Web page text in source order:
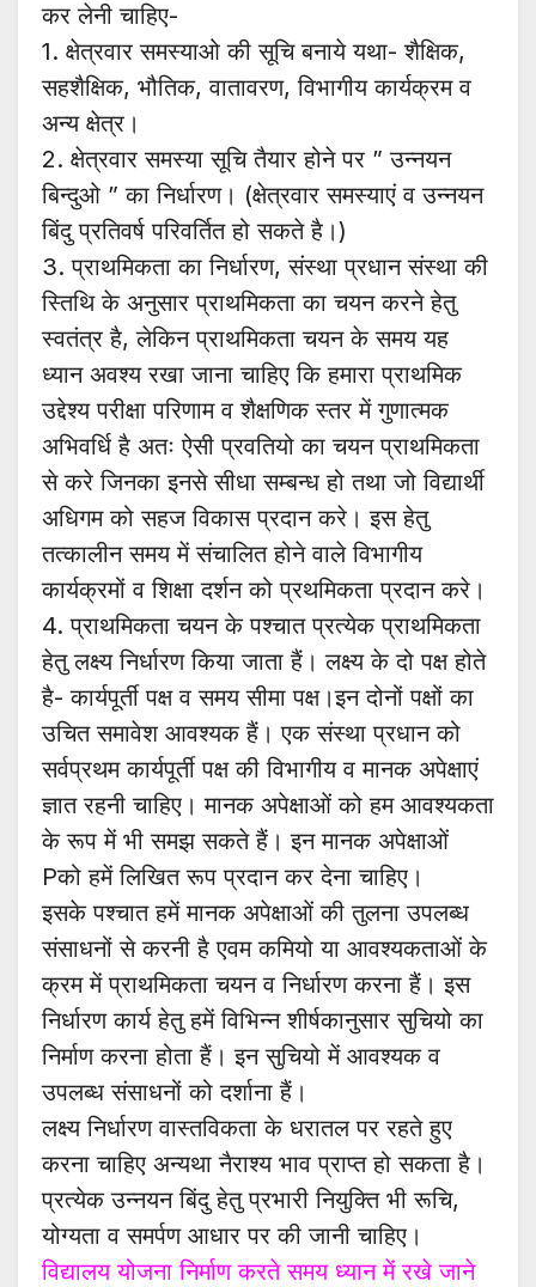
कर लेनी चाहिए-
1. क्षेत्रवार समस्याओ की सूचि बनाये यथा- शैक्षिक,
सहशैक्षिक, भौतिक, वातावरण, विभागीय कार्यक्रम व
अन्य क्षेत्र।
2. क्षेत्रवार समस्या सूचि तैयार होने पर ” उन्नयन
बिन्दुओ ” का निर्धारण। (क्षेत्रवार समस्याएं व उन्नयन
बिंदु प्रतिवर्ष परिवर्तित हो सकते है।)
3. प्राथमिकता का निर्धारण, संस्था प्रधान संस्था की
स्तिथि के अनुसार प्राथमिकता का चयन करने हेतु
स्वतंत्र है, लेकिन प्राथमिकता चयन के समय यह
ध्यान अवश्य रखा जाना चाहिए कि हमारा प्राथमिक
उद्देश्य परीक्षा परिणाम व शैक्षणिक स्तर में गुणात्मक
अभिवर्धि है अतः ऐसी प्रवतियो का चयन प्राथमिकता
से करे जिनका इनसे सीधा सम्बन्ध हो तथा जो विद्यार्थी
अधिगम को सहज विकास प्रदान करे। इस हेतु
तत्कालीन समय में संचालित होने वाले विभागीय
कार्यक्रमों व शिक्षा दर्शन को प्रथमिकता प्रदान करे।
4. प्राथमिकता चयन के पश्चात प्रत्येक प्राथमिकता
हेतु लक्ष्य निर्धारण किया जाता हैं। लक्ष्य के दो पक्ष होते
है- कार्यपूर्ती पक्ष व समय सीमा पक्ष।इन दोनों पक्षों का
उचित समावेश आवश्यक हैं। एक संस्था प्रधान को
सर्वप्रथम कार्यपूर्ती पक्ष की विभागीय व मानक अपेक्षाएं
ज्ञात रहनी चाहिए। मानक अपेक्षाओं को हम आवश्यकता
के रूप में भी समझ सकते हैं। इन मानक अपेक्षाओं
Pको हमें लिखित रूप प्रदान कर देना चाहिए।
इसके पश्चात हमें मानक अपेक्षाओं की तुलना उपलब्ध
संसाधनों से करनी है एवम कमियो या आवश्यकताओं के
क्रम में प्राथमिकता चयन व निर्धारण करना हैं। इस
निर्धारण कार्य हेतु हमें विभिन्न शीर्षकानुसार सुचियो का
निर्माण करना होता हैं। इन सुचियो में आवश्यक व
उपलब्ध संसाधनों को दर्शाना हैं।
लक्ष्य निर्धारण वास्तविकता के धरातल पर रहते हुए
करना चाहिए अन्यथा नैराश्य भाव प्राप्त हो सकता है।
प्रत्येक उन्नयन बिंदु हेतु प्रभारी नियुक्ति भी रूचि,
योग्यता व समर्पण आधार पर की जानी चाहिए।
विद्यालय योजना निर्माण करते समय ध्यान में रखे जाने